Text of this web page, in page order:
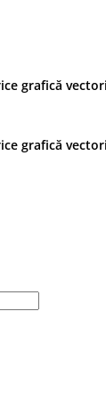
grafică
grafică